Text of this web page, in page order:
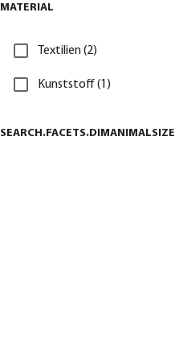
MATERIAL
Textilien (2)
Kunststoff (1)
SEARCH.FACETS.DIMANIMALSIZE